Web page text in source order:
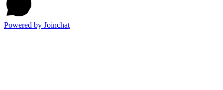
Powered by Joinchat